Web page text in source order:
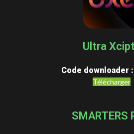
Ultra
Code downloader :
Télécharger
SMARTERS